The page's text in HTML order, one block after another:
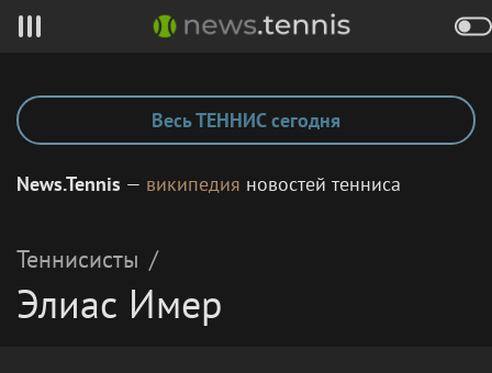
Весь ТЕННИС сегодня
News.Tennis — википедия новостей тенниса
Теннисисты /
Элиас Имер